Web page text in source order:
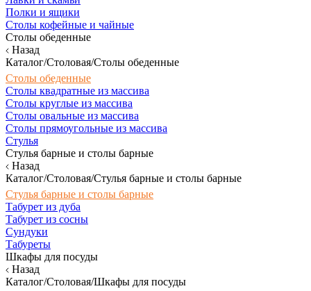
Полки и ящики
Столы кофейные и чайные
Столы обеденные
Назад
Каталог/Столовая/Столы обеденные
Столы обеденные
Столы квадратные из массива
Столы круглые из массива
Столы овальные из массива
Столы прямоугольные из массива
Стулья
Стулья барные и столы барные
Назад
Каталог/Столовая/Стулья барные и столы барные
Стулья барные и столы барные
Табурет из дуба
Табурет из сосны
Сундуки
Табуреты
Шкафы для посуды
Назад
Каталог/Столовая/Шкафы для посуды